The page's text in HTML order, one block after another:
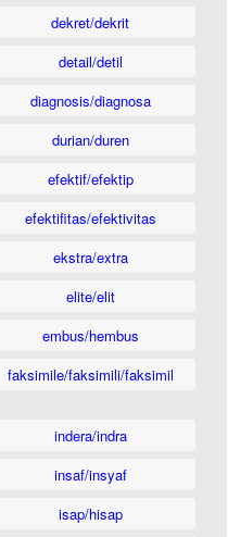
dekret/dekrit
detail/detil
diagnosis/diagnosa
durian/duren
efektif/efektip
efektifitas/efektivitas
ekstra/extra
elite/elit
embus/hembus
faksimile/faksimili/faksimil
indera/indra
insaf/insyaf
isap/hisap